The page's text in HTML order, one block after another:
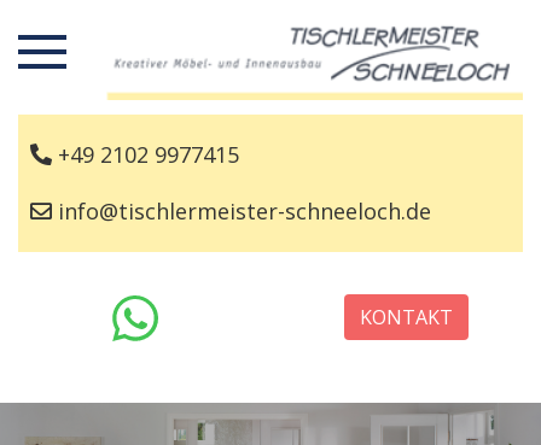
+49 2102 9977415
info@tischlermeister-schneeloch.de
KONTAKT